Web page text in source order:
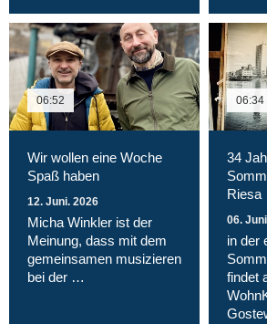
06:52
Wir wollen eine Woche
Spaß haben
12. Juni. 2026
Micha Winkler ist der
Meinung, dass mit dem
gemeinsamen musizieren
bei der …
06:34
34
Riesa
06.
in der
findet